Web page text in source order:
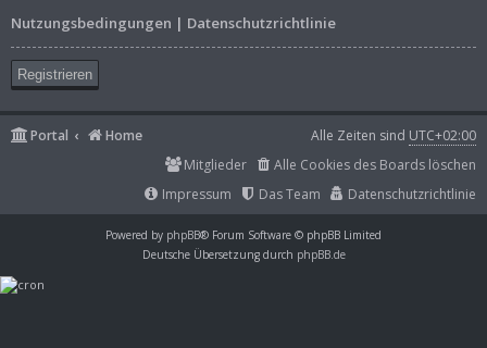
Nutzungsbedingungen | Datenschutzrichtlinie
Registrieren
Portal Home Alle Zeiten sind UTC+02:00
Alle Cookies des Boards löschen
Mitglieder
Datenschutzrichtlinie
Das Team
Impressum
Powered by phpBB® Forum Software © phpBB Limited
Deutsche Übersetzung durch phpBB.de